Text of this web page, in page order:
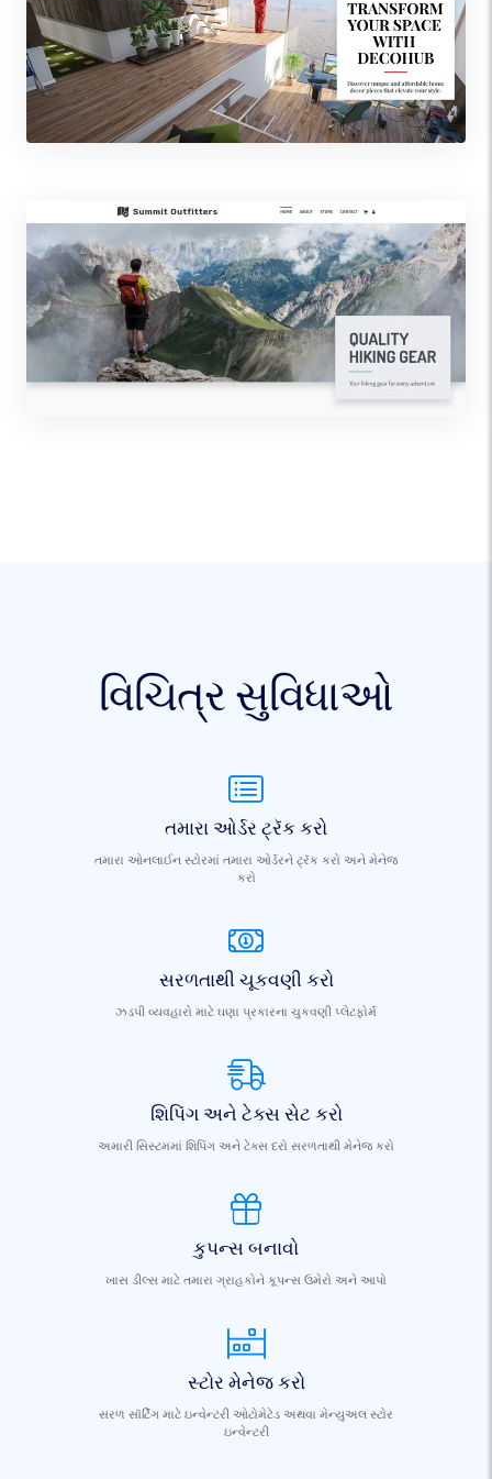
વિચિત્ર સુવિધાઓ
તમારા ઓર્ડર ટ્રૅક કરો
તમારા ઓનલાઈન સ્ટોરમાં તમારા ઓર્ડરને ટ્રૅક કરો અને મેનેજ
કરો
સરળતાથી ચૂકવણી કરો
ઝડપી વ્યવહારો માટે ઘણા પ્રકારના ચુકવણી પ્લેટફોર્મ
શિપિંગ અને ટેક્સ સેટ કરો
અમારી સિસ્ટમમાં શિપિંગ અને ટેક્સ દરો સરળતાથી મેનેજ કરો
કુપન્સ બનાવો
ખાસ ડીલ્સ માટે તમારા ગ્રાહકોને કૂપન્સ ઉમેરો અને આપો
સ્ટોર મેનેજ કરો
સરળ સૉર્ટિંગ માટે ઇન્વેન્ટરી ઓટોમેટેડ અથવા મેન્યુઅલ સ્ટોર
ઇન્વેન્ટરી